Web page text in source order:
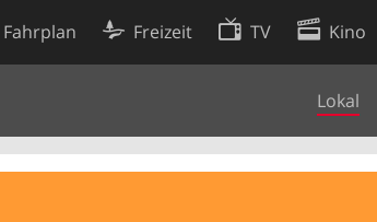
Fahrplan Freizeit TV Kino
Lokal
Cookie-Einstellungen
Entwickler